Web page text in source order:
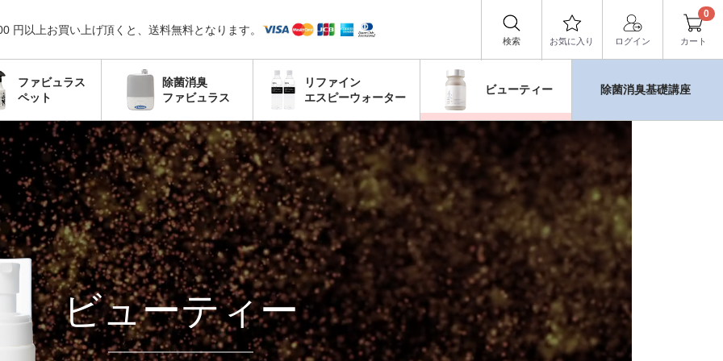
カート
0
検索
円以上お買い上げ頂くと、送料無料となります。
お気に入り ログイン
ファビュラス
ペット
除菌消臭
ファビュラス
リファイン
エスピーウォーター
ビューティー 除菌消臭基礎講座
ビューティー